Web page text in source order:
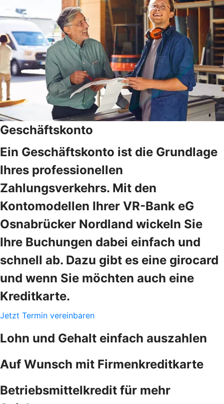
Geschäftskonto
Ein Geschäftskonto ist die Grundlage
Ihres professionellen
Zahlungsverkehrs. Mit den
Kontomodellen Ihrer VR-Bank eG
Osnabrücker Nordland wickeln Sie
Ihre Buchungen dabei einfach und
schnell ab. Dazu gibt es eine girocard
und wenn Sie möchten auch eine
Kreditkarte.
Jetzt Termin vereinbaren
Lohn und Gehalt einfach auszahlen
Auf Wunsch mit Firmenkreditkarte
Betriebsmittelkredit für mehr